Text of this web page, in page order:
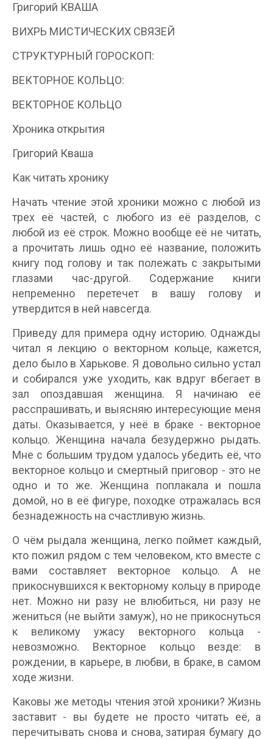
Григорий КВАША
ВИХРЬ МИСТИЧЕСКИХ СВЯЗЕЙ
СТРУКТУРНЫЙ ГОРОСКОП:
ВЕКТОРНОЕ КОЛЬЦО:
ВЕКТОРНОЕ КОЛЬЦО
Хроника открытия
Григорий Кваша
Как читать хронику
Начать чтение этой хроники можно с любой из
трех её частей, с любого из её разделов, с
любой из её строк. Можно вообще её не читать,
а прочитать лишь одно её название, положить
книгу под голову и так полежать с закрытыми
глазами час-другой. Содержание книги
непременно перетечет в вашу голову и
утвердится в ней навсегда.
Приведу для примера одну историю. Однажды
читал я лекцию о векторном кольце, кажется,
дело было в Харькове. Я довольно сильно устал
и собирался уже уходить, как вдруг вбегает в
зал опоздавшая женщина. Я начинаю её
расспрашивать, и выясняю интересующие меня
даты. Оказывается, у неё в браке - векторное
кольцо. Женщина начала безудержно рыдать.
Мне с большим трудом удалось убедить её, что
векторное кольцо и смертный приговор - это не
одно и то же. Женщина поплакала и пошла
домой, но в её фигуре, походке отражалась вся
безнадежность на счастливую жизнь.
О чём рыдала женщина, легко поймет каждый,
кто пожил рядом с тем человеком, кто вместе с
вами составляет векторное кольцо. А не
прикоснувшихся к векторному кольцу в природе
нет. Можно ни разу не влюбиться, ни разу не
жениться (не выйти замуж), но не прикоснуться
к великому ужасу векторного кольца -
невозможно. Векторное кольцо везде: в
рождении, в карьере, в любви, в браке, в самом
ходе жизни.
Каковы же методы чтения этой хроники? Жизнь
заставит - вы будете не просто читать её, а
перечитывать снова и снова, затирая бумагу до